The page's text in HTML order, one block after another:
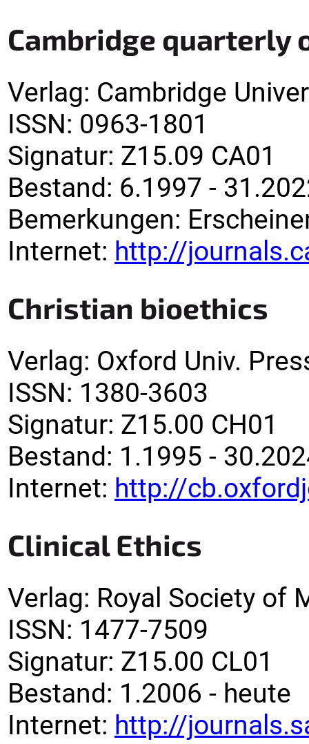
Cambridge quarterly
Verlag: Cambridge
ISSN: 0963-1801
Signatur: Z15.09 CA01
Bestand: 6.1997 -
Bemerkungen:
Internet: http://
Christian bioethics
Verlag: Oxford Univ.
ISSN: 1380-3603
Signatur: Z15.00 CH01
Bestand: 1.1995 -
Internet: http://
Clinical Ethics
Verlag: Royal Society of
ISSN: 1477-7509
Signatur: Z15.00 CL01
Bestand: 1.2006 - heute
Internet: http://